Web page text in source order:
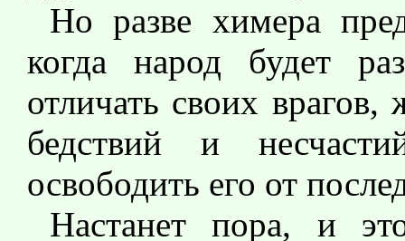
Но разве химера
когда народ будет
отличать своих
бедствий и
освободить его от
Настанет пора, и